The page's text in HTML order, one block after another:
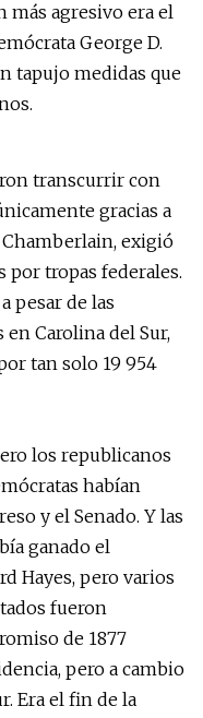
más agresivo era el
George D.
tapujo medidas que
transcurrir con
gracias a
exigió
por tropas federales.
pesar de las
Carolina del Sur,
tan solo 19 954
los republicanos
habían
y el Senado. Y las
ganado el
Hayes, pero varios
fueron
de 1877
pero a cambio
Era el fin de la